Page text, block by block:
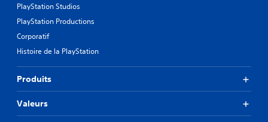
PlayStation Studios
PlayStation Productions
Corporatif
Histoire de la PlayStation
Produits
Valeurs